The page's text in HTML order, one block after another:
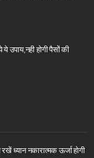
होगी पैसों की
ध्यान नकारात्मक ऊर्जा होगी